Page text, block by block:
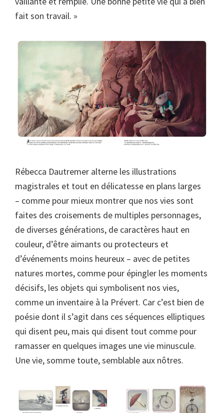
fait son travail. »
Rébecca Dautremer alterne les illustrations
magistrales et tout en délicatesse en plans larges
– comme pour mieux montrer que nos vies sont
faites des croisements de multiples personnages,
de diverses générations, de caractères haut en
couleur, d’être aimants ou protecteurs et
d’événements moins heureux – avec de petites
natures mortes, comme pour épingler les moments
décisifs, les objets qui symbolisent nos vies,
comme un inventaire à la Prévert. Car c’est bien de
poésie dont il s’agit dans ces séquences elliptiques
qui disent peu, mais qui disent tout comme pour
ramasser en quelques images une vie minuscule.
Une vie, somme toute, semblable aux nôtres.